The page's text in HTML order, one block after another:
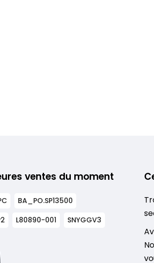
ventes du moment
BA_PO.SP13500
L80890-001
SNYGGV3